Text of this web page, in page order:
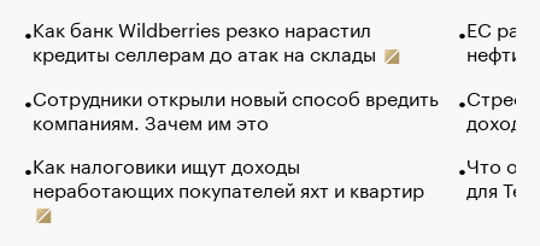
Как банк Wildberries резко нарастил
кредиты селлерам до атак на склады
Сотрудники открыли новый способ вредить
компаниям. Зачем им это
Как налоговики ищут доходы
неработающих покупателей яхт и квартир
ЕС
нефти
Что
для